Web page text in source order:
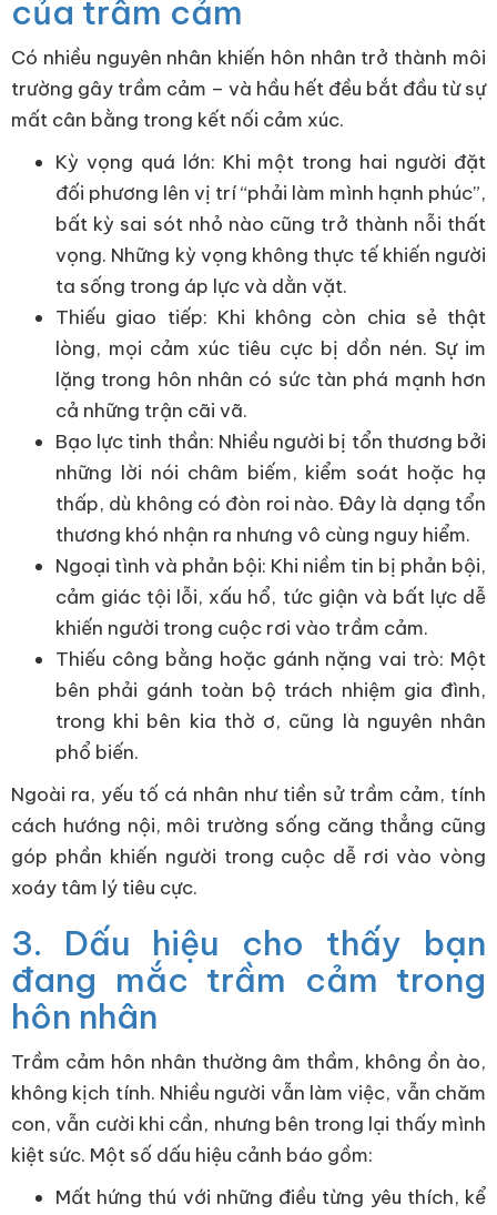
của trầm cảm
Có nhiều nguyên nhân khiến hôn nhân trở thành môi
trường gây trầm cảm – và hầu hết đều bắt đầu từ sự
mất cân bằng trong kết nối cảm xúc.
Kỳ vọng quá lớn: Khi một trong hai người đặt
đối phương lên vị trí “phải làm mình hạnh phúc”,
bất kỳ sai sót nhỏ nào cũng trở thành nỗi thất
vọng. Những kỳ vọng không thực tế khiến người
ta sống trong áp lực và dằn vặt.
Thiếu giao tiếp: Khi không còn chia sẻ thật
lòng, mọi cảm xúc tiêu cực bị dồn nén. Sự im
lặng trong hôn nhân có sức tàn phá mạnh hơn
cả những trận cãi vã.
Bạo lực tinh thần: Nhiều người bị tổn thương bởi
những lời nói châm biếm, kiểm soát hoặc hạ
thấp, dù không có đòn roi nào. Đây là dạng tổn
thương khó nhận ra nhưng vô cùng nguy hiểm.
Ngoại tình và phản bội: Khi niềm tin bị phản bội,
cảm giác tội lỗi, xấu hổ, tức giận và bất lực dễ
khiến người trong cuộc rơi vào trầm cảm.
Thiếu công bằng hoặc gánh nặng vai trò: Một
bên phải gánh toàn bộ trách nhiệm gia đình,
trong khi bên kia thờ ơ, cũng là nguyên nhân
phổ biến.
Ngoài ra, yếu tố cá nhân như tiền sử trầm cảm, tính
cách hướng nội, môi trường sống căng thẳng cũng
góp phần khiến người trong cuộc dễ rơi vào vòng
xoáy tâm lý tiêu cực.
3. Dấu hiệu cho thấy bạn
đang mắc trầm cảm trong
hôn nhân
Trầm cảm hôn nhân thường âm thầm, không ồn ào,
không kịch tính. Nhiều người vẫn làm việc, vẫn chăm
con, vẫn cười khi cần, nhưng bên trong lại thấy mình
kiệt sức. Một số dấu hiệu cảnh báo gồm:
Mất hứng thú với những điều từng yêu thích, kể